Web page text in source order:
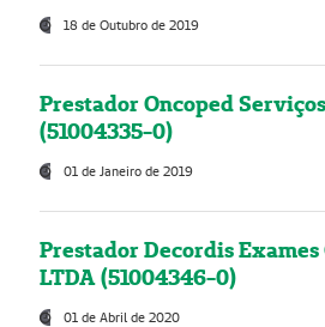
18 de Outubro de 2019
Prestador Oncoped
(51004335-0)
01 de Janeiro de 2019
Prestador Decordis
LTDA (51004346-0)
01 de Abril de 2020